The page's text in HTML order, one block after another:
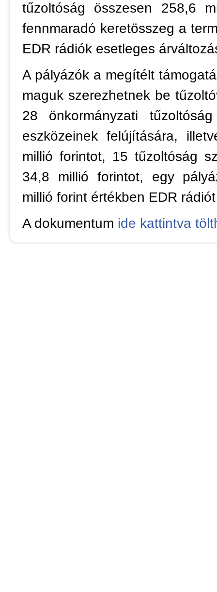
tűzoltóság összesen 258,6
fennmaradó keretösszeg a
EDR rádiók esetleges
A pályázók a megítélt
maguk szerezhetnek be
28 önkormányzati
eszközeinek felújítására,
millió forintot, 15 tűzoltóság
34,8 millió forintot, egy
millió forint értékben EDR
A dokumentum ide kattintva